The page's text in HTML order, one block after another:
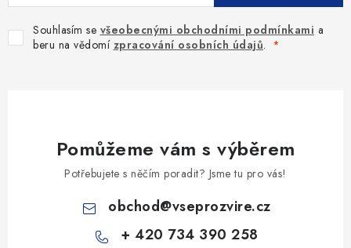
Souhlasím se všeobecnými obchodními podmínkami a
beru na vědomí zpracování osobních údajů.
Pomůžeme vám s výběrem
Potřebujete s něčím poradit? Jsme tu pro vás!
obchod@vseprozvire.cz
+ 420 734 390 258